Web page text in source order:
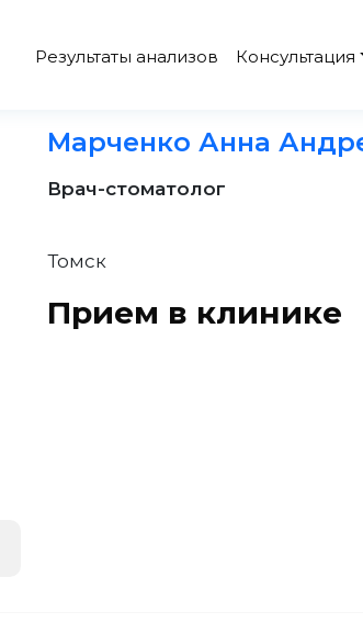
Результаты анализов Консультация
Марченко Анна
Врач-стоматолог
Томск
Прием в клинике